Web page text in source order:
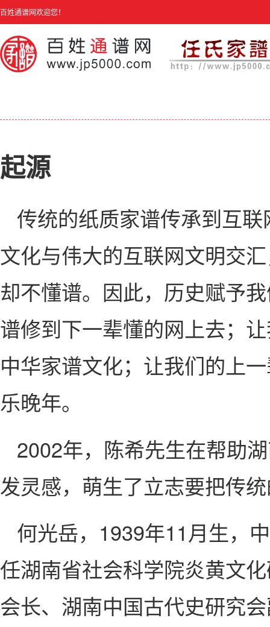
百姓通谱网欢迎您！
起源
传统的纸质家谱传承到互
文化与伟大的互联网文明交
却不懂谱。因此，历史赋予
谱修到下一辈懂的网上去；
中华家谱文化；让我们的上
乐晚年。
2002年，陈希先生在帮助
发灵感，萌生了立志要把传
何光岳，1939年11月生，
任湖南省社会科学院炎黄文
会长、湖南中国古代史研究